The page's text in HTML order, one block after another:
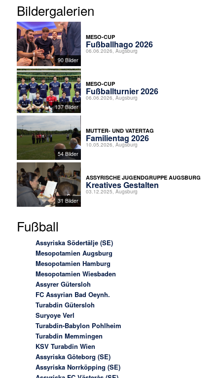
Bildergalerien
90 Bilder
MESO-CUP
Fußballhago 2026
06.06.2026, Augsburg
137 Bilder
MESO-CUP
Fußballturnier 2026
06.06.2026, Augsburg
54 Bilder
MUTTER- UND VATERTAG
Familientag 2026
10.05.2026, Augsburg
31 Bilder
ASSYRISCHE JUGENDGRUPPE AUGSBURG
Kreatives Gestalten
03.12.2025, Augsburg
Fußball
Assyriska Södertälje (SE)
Mesopotamien Augsburg
Mesopotamien Hamburg
Mesopotamien Wiesbaden
Assyrer Gütersloh
FC Assyrian Bad Oeynh.
Turabdin Gütersloh
Suryoye Verl
Turabdin-Babylon Pohlheim
Turabdin Memmingen
KSV Turabdin Wien
Assyriska Göteborg (SE)
Assyriska Norrköpping (SE)